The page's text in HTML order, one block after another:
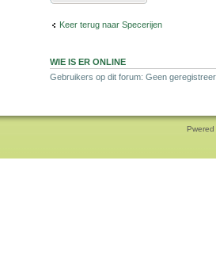
Keer terug naar Specerijen
WIE IS ER ONLINE
Gebruikers op dit forum: Geen